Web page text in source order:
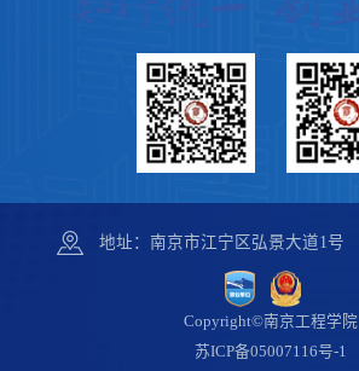
地址：南京市江宁区弘景大道1号
Copyright©南京工程学院
苏ICP备05007116号-1